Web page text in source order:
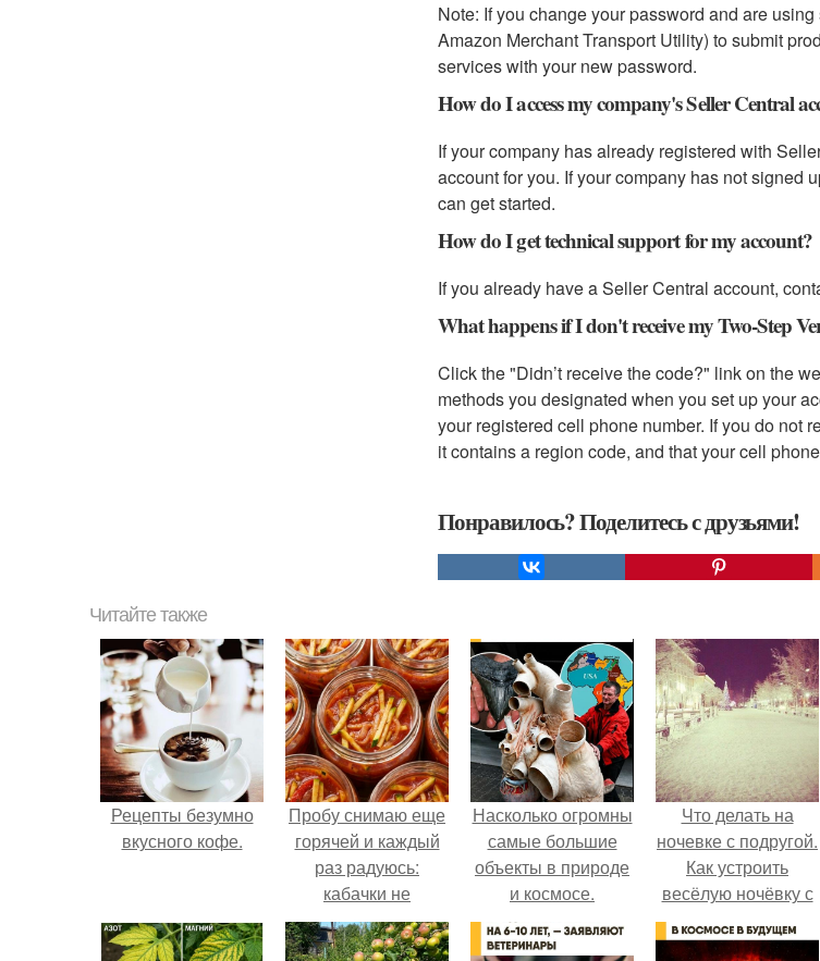
Note: If you change your password and are
Amazon Merchant Transport Utility) to submit
services with your new password.
How do I access my company's Seller Central
If your company has already registered with
account for you. If your company has not signed
can get started.
How do I get technical support for my account?
If you already have a Seller Central account,
What happens if I don't receive my Two-Step
Click the "Didn’t receive the code?" link on the
methods you designated when you set up your
your registered cell phone number. If you do not
it contains a region code, and that your cell
Понравилось? Поделитесь с друзьями!
Читайте также
Рецепты безумно
вкусного кофе.
Пробу снимаю еще
горячей и каждый
раз радуюсь:
кабачки не
развариваются, а
соус получается
Насколько огромны
самые большие
объекты в природе
и космосе.
Что делать на
ночевке с подругой.
Как устроить
весёлую ночёвку с
подружками